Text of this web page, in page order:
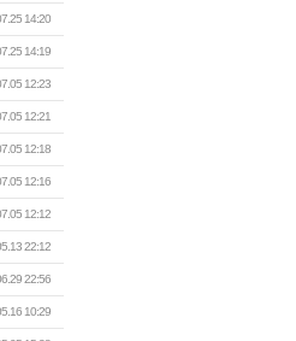
14:20
14:19
12:23
12:21
12:18
12:16
12:12
22:12
22:56
10:29